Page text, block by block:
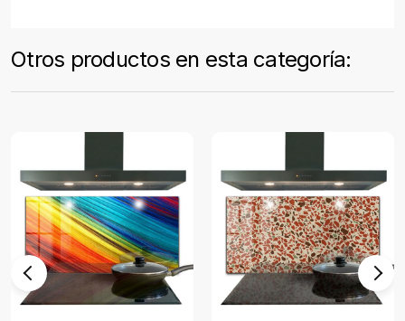
Otros productos en esta categoría: